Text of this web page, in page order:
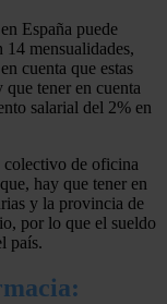
España puede
mensualidades,
cuenta que estas
tener en cuenta
salarial del 2% en
colectivo de oficina
hay que tener en
y la provincia de
por lo que el sueldo
país.